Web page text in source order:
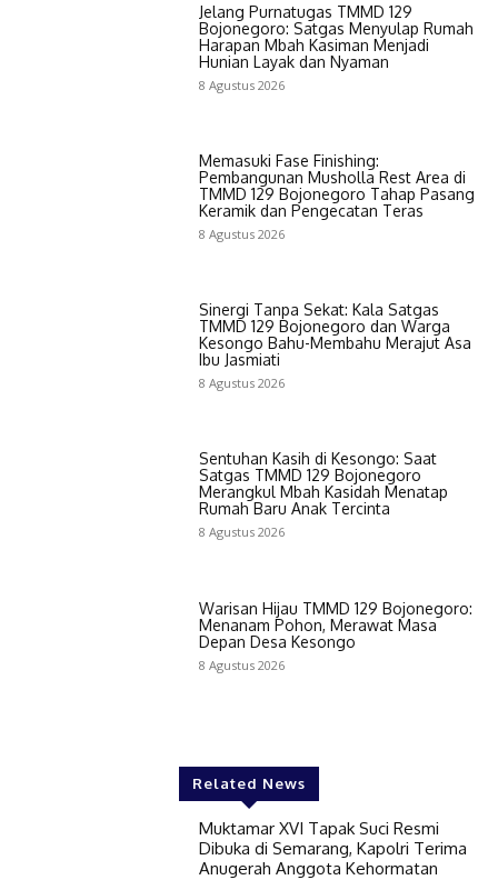
Jelang Purnatugas TMMD 129
Bojonegoro: Satgas Menyulap Rumah
Harapan Mbah Kasiman Menjadi
Hunian Layak dan Nyaman
8 Agustus 2026
Memasuki Fase Finishing:
Pembangunan Musholla Rest Area di
TMMD 129 Bojonegoro Tahap Pasang
Keramik dan Pengecatan Teras
8 Agustus 2026
Sinergi Tanpa Sekat: Kala Satgas
TMMD 129 Bojonegoro dan Warga
Kesongo Bahu-Membahu Merajut Asa
Ibu Jasmiati
8 Agustus 2026
Sentuhan Kasih di Kesongo: Saat
Satgas TMMD 129 Bojonegoro
Merangkul Mbah Kasidah Menatap
Rumah Baru Anak Tercinta
8 Agustus 2026
Warisan Hijau TMMD 129 Bojonegoro:
Menanam Pohon, Merawat Masa
Depan Desa Kesongo
8 Agustus 2026
Related News
Muktamar XVI Tapak Suci Resmi
Dibuka di Semarang, Kapolri Terima
Anugerah Anggota Kehormatan